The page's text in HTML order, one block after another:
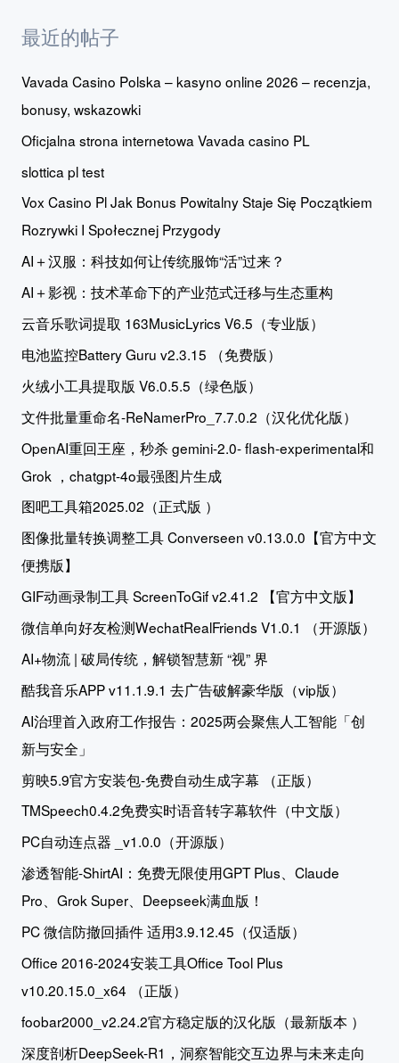
最近的帖子
Vavada Casino Polska – kasyno online 2026 – recenzja,
bonusy, wskazowki
Oficjalna strona internetowa Vavada casino PL
slottica pl test
Vox Casino Pl Jak Bonus Powitalny Staje Się Początkiem
Rozrywki I Społecznej Przygody
AI＋汉服：科技如何让传统服饰“活”过来？
AI＋影视：技术革命下的产业范式迁移与生态重构
云音乐歌词提取 163MusicLyrics V6.5（专业版）
电池监控Battery Guru v2.3.15 （免费版）
火绒小工具提取版 V6.0.5.5（绿色版）
文件批量重命名-ReNamerPro_7.7.0.2（汉化优化版）
OpenAI重回王座，秒杀 gemini-2.0- flash-experimental和
Grok ，chatgpt-4o最强图片生成
图吧工具箱2025.02（正式版 ）
图像批量转换调整工具 Converseen v0.13.0.0【官方中文
便携版】
GIF动画录制工具 ScreenToGif v2.41.2 【官方中文版】
微信单向好友检测WechatRealFriends V1.0.1 （开源版）
AI+物流 | 破局传统，解锁智慧新 “视” 界
酷我音乐APP v11.1.9.1 去广告破解豪华版（vip版）
AI治理首入政府工作报告：2025两会聚焦人工智能「创
新与安全」
剪映5.9官方安装包-免费自动生成字幕 （正版）
TMSpeech0.4.2免费实时语音转字幕软件（中文版）
PC自动连点器 _v1.0.0（开源版）
渗透智能-ShirtAI：免费无限使用GPT Plus、Claude
Pro、Grok Super、Deepseek满血版！
PC 微信防撤回插件 适用3.9.12.45（仅适版）
Office 2016-2024安装工具Office Tool Plus
v10.20.15.0_x64 （正版）
foobar2000_v2.24.2官方稳定版的汉化版（最新版本 ）
深度剖析DeepSeek-R1，洞察智能交互边界与未来走向